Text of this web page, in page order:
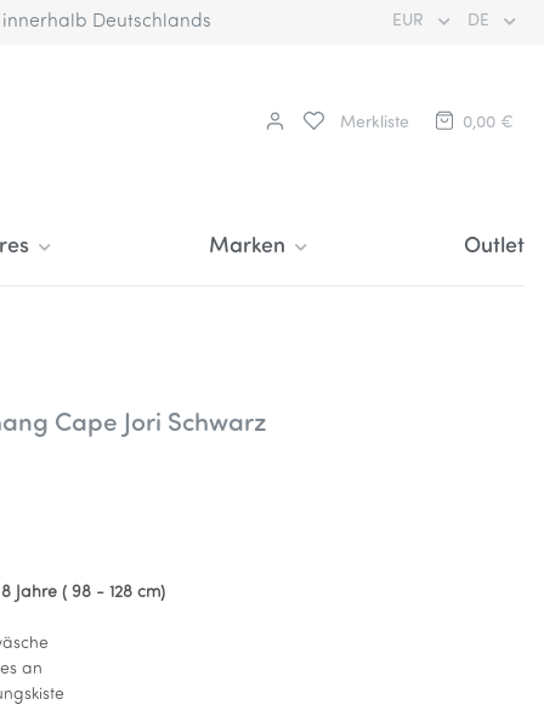
EUR DE
innerhalb Deutschlands
Merkliste 0,00 €
Marken Outlet
Cape Jori Schwarz
Jahre ( 98 - 128 cm)
an